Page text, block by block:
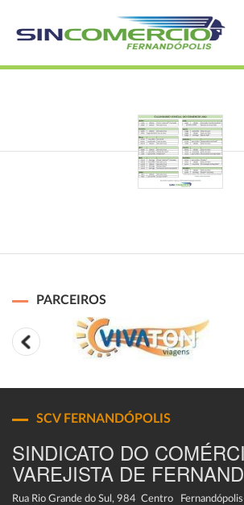
PARCEIROS
SCV FERNANDÓPOLIS
SINDICATO DO
VAREJISTA DE
Rua Rio Grande do Sul, 984 Centro